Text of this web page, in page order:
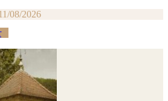
08/2026